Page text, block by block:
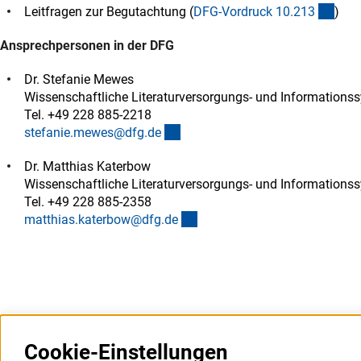
Leitfragen zur Begutachtung (DFG-Vordruck 10.213 )
Ansprechpersonen in der DFG
Dr. Stefanie Mewes
Wissenschaftliche Literaturversorgungs- und
Tel. +49 228 885-2218
stefanie.mewes@dfg.de
Dr. Matthias Katerbow
Wissenschaftliche Literaturversorgungs- und
Tel. +49 228 885-2358
matthias.katerbow@dfg.de
Cookie-Einstellungen